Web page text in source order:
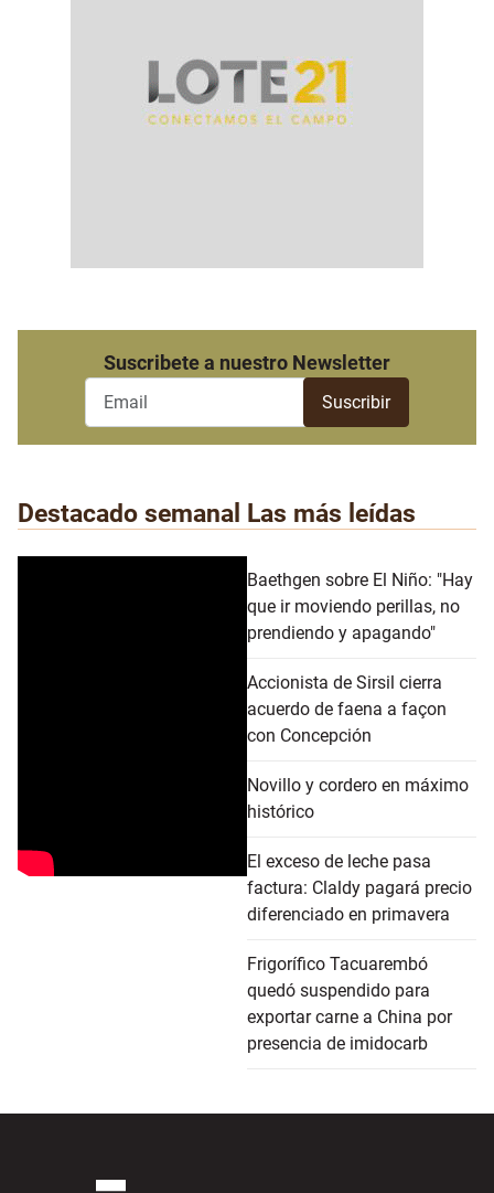
Suscribete a nuestro Newsletter
Destacado semanal Las más leídas
Baethgen sobre El Niño: "Hay
que ir moviendo perillas, no
prendiendo y apagando"
Accionista de Sirsil cierra
acuerdo de faena a façon
con Concepción
Novillo y cordero en máximo
histórico
El exceso de leche pasa
factura: Claldy pagará precio
diferenciado en primavera
Frigorífico Tacuarembó
quedó suspendido para
exportar carne a China por
presencia de imidocarb